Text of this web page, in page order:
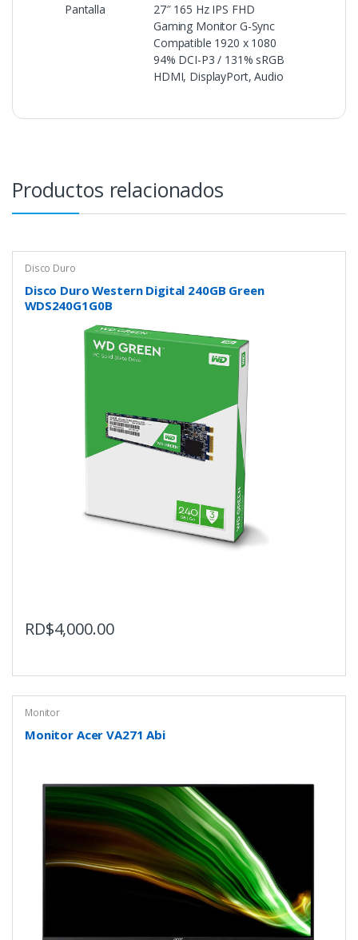
Pantalla
27″ 165 Hz IPS FHD
Gaming Monitor G-Sync
Compatible 1920 x 1080
94% DCI-P3 / 131% sRGB
HDMI, DisplayPort, Audio
Productos relacionados
Disco Duro
Disco Duro Western Digital 240GB Green
WDS240G1G0B
RD$4,000.00
Monitor
Monitor Acer VA271 Abi